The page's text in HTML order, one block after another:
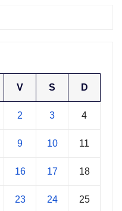
V S D
2 3 4
9 10 11
16 17 18
23 24 25